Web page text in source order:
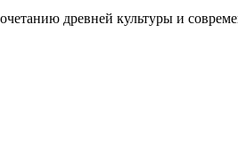
древней культуры и